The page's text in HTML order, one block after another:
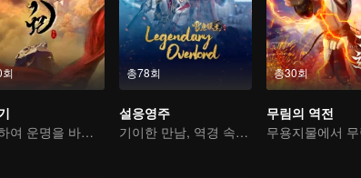
회
역전하여 운명을 바꾸다, 서유기를 소재로 한 고전 선협물
총78회
설응영주
기이한 만남, 역경 속에서 다시 살아난 소년
총30회
무림의 역전